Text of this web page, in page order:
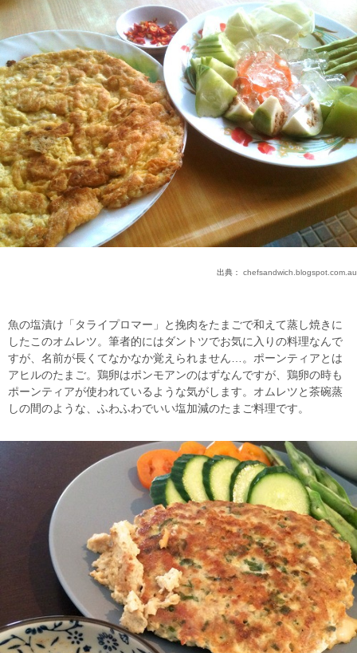
出典： chefsandwich.blogspot.com.au
魚の塩漬け「タライプロマー」と挽肉をたまごで和えて蒸し焼きに
したこのオムレツ。筆者的にはダントツでお気に入りの料理なんで
すが、名前が長くてなかなか覚えられません…。ポーンティアとは
アヒルのたまご。鶏卵はポンモアンのはずなんですが、鶏卵の時も
ポーンティアが使われているような気がします。オムレツと茶碗蒸
しの間のような、ふわふわでいい塩加減のたまご料理です。